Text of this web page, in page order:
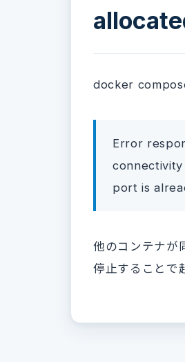
docker
Error
port is
他のコンテナが
停止することで